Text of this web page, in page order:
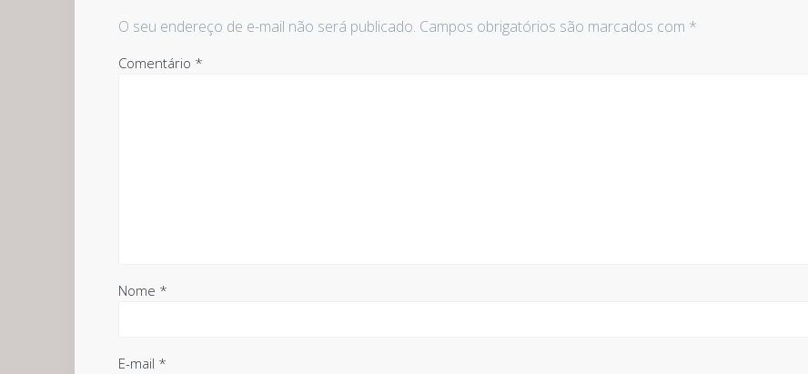
O seu endereço de e-mail não será publicado. Campos obrigatórios são marcados com *
Comentário *
Nome *
E-mail *